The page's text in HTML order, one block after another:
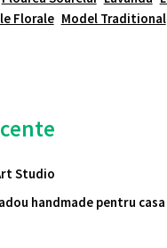
Florale Model Traditional
Studio
handmade pentru